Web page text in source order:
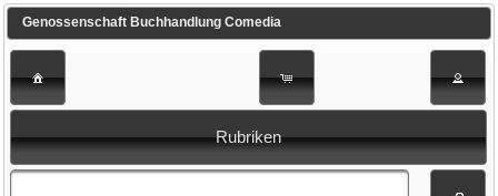
Genossenschaft Buchhandlung Comedia
Rubriken